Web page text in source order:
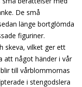
De små
länge bortglömda
figuriner.
skeva, vilket ger ett
att något händer i vår
till vårblommornas
i stengodslera